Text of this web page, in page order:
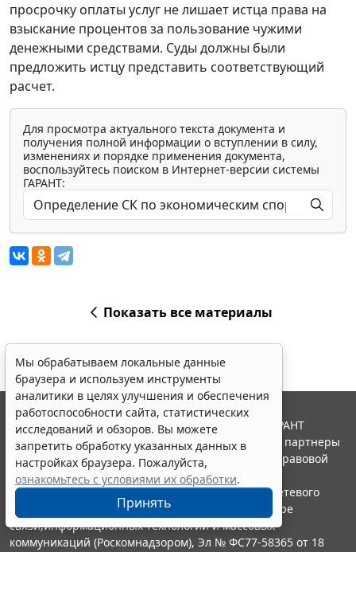
просрочку оплаты услуг не лишает истца права на
взыскание процентов за пользование чужими
денежными средствами. Суды должны были
предложить истцу представить соответствующий
расчет.
Для просмотра актуального текста документа и
получения полной информации о вступлении в силу,
изменениях и порядке применения документа,
воспользуйтесь поиском в Интернет-версии системы
ГАРАНТ:
Показать все материалы
Мы обрабатываем локальные данные
браузера и используем инструменты
аналитики в целях улучшения и обеспечения
работоспособности сайта, статистических
исследований и обзоров. Вы можете
запретить обработку указанных данных в
настройках браузера. Пожалуйста,
ознакомьтесь с условиями их обработки.
Принять
© ООО "НПП "ГАРАНТ-СЕРВИС", 2026. Система ГАРАНТ
выпускается с 1990 года. Компания "Гарант" и ее партнеры
являются участниками Российской ассоциации правовой
информации ГАРАНТ.
Портал ГАРАНТ.РУ зарегистрирован в качестве сетевого
издания Федеральной службой по надзору в сфере
связи,информационных технологий и массовых
коммуникаций (Роскомнадзором), Эл № ФС77-58365 от 18